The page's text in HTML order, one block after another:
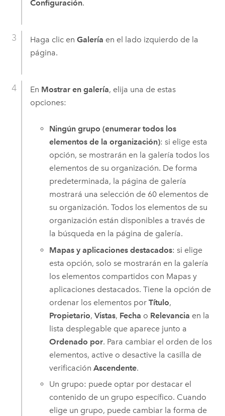
Configuración.
Haga clic en Galería en el lado izquierdo de la
página.
En Mostrar en galería, elija una de estas
opciones:
Ningún grupo (enumerar todos los
elementos de la organización): si elige esta
opción, se mostrarán en la galería todos los
elementos de su organización. De forma
predeterminada, la página de galería
mostrará una selección de 60 elementos de
su organización. Todos los elementos de su
organización están disponibles a través de
la búsqueda en la página de galería.
Mapas y aplicaciones destacados: si elige
esta opción, solo se mostrarán en la galería
los elementos compartidos con Mapas y
aplicaciones destacados. Tiene la opción de
ordenar los elementos porTítulo,
Propietario,Vistas, Fecha o Relevancia en la
lista desplegable que aparece junto a
Ordenado por. Para cambiar el orden de los
elementos, active o desactive la casilla de
verificaciónAscendente.
Un grupo: puede optar por destacar el
contenido de un grupo específico. Cuando
elige un grupo, puede cambiar la forma de